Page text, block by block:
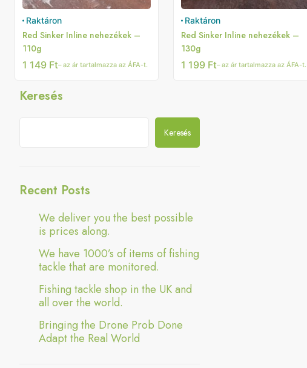
Raktáron
Red Sinker Inline nehezékek –
110g
1 149 Ft– az ár tartalmazza az ÁFA-t.
Raktáron
Red Sinker Inline nehezékek –
130g
1 199 Ft– az ár tartalmazza az ÁFA-t.
Keresés
Keresés
Recent Posts
We deliver you the best possible
is prices along.
We have 1000’s of items of fishing
tackle that are monitored.
Fishing tackle shop in the UK and
all over the world.
Bringing the Drone Prob Done
Adapt the Real World